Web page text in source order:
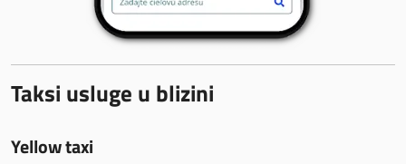
Taksi usluge u blizini
Yellow taxi